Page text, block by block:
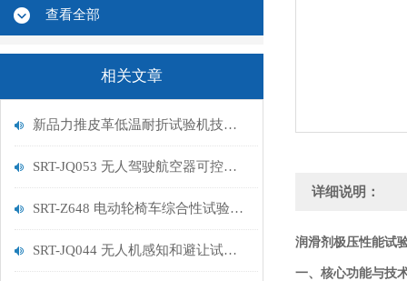
查看全部
相关文章
新品力推皮革低温耐折试验机技术讲解
SRT-JQ053 无人驾驶航空器可控性试验机的特点有哪些
SRT-Z648 电动轮椅车综合性试验机的简单介绍
SRT-JQ044 无人机感知和避让试验机的简单介绍
详细说明：
润滑剂极压性能试
一、核心功能与技